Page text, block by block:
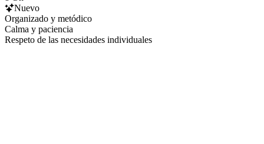
Nuevo
Organizado y metódico
Calma y paciencia
Respeto de las necesidades individuales